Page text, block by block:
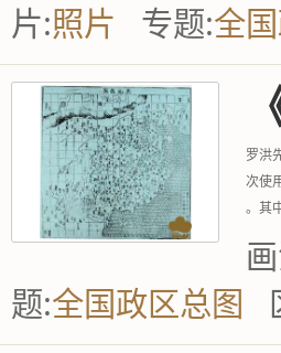
片:照片 专题:全
罗洪
次使
。其
画
题:全国政区总图